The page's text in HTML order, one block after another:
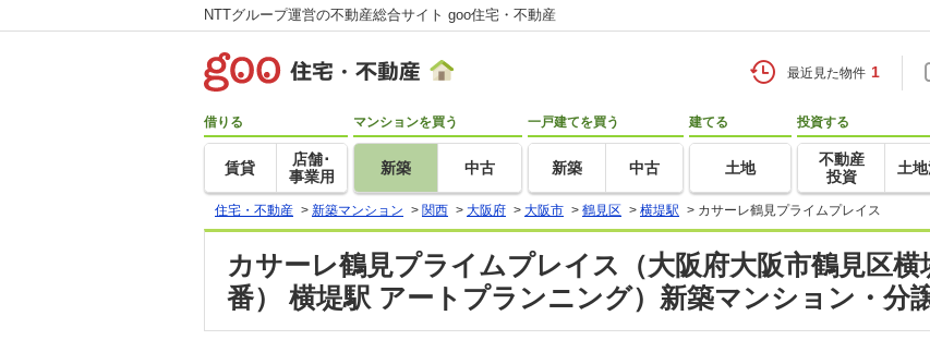
NTTグループ運営の不動産総合サイト goo住宅・不動産
最近見た物件 1
借りる
賃貸
店舗･
事業用
マンションを買う
新築 中古
一戸建てを買う
新築 中古
建てる
土地
投資する
不動産
投資
土
住宅・不動産 > 新築マンション > 関西 > 大阪府 > 大阪市 > 鶴見区 > 横堤駅 > カサーレ鶴見プライムプレイス
カサーレ鶴見プライムプレイス（大阪府大阪市鶴見区横
番） 横堤駅 アートプランニング）新築マンション・分